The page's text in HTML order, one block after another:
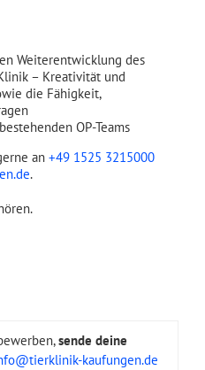
Weiterentwicklung des
– Kreativität und
die Fähigkeit,
OP-Teams
an +49 1525 3215000
.
sende deine
kaufungen.de